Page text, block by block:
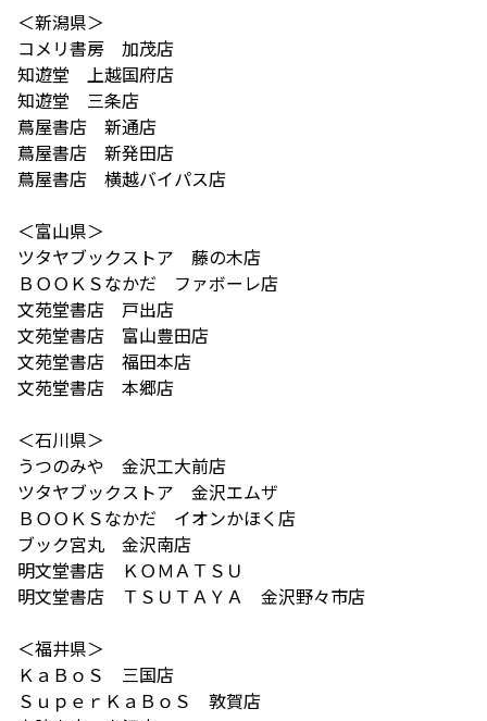
＜新潟県＞
コメリ書房 加茂店
知遊堂 上越国府店
知遊堂 三条店
蔦屋書店 新通店
蔦屋書店 新発田店
蔦屋書店 横越バイパス店
＜富山県＞
ツタヤブックストア 藤の木店
ＢＯＯＫＳなかだ ファボーレ店
文苑堂書店 戸出店
文苑堂書店 富山豊田店
文苑堂書店 福田本店
文苑堂書店 本郷店
＜石川県＞
うつのみや 金沢工大前店
ツタヤブックストア 金沢エムザ
ＢＯＯＫＳなかだ イオンかほく店
ブック宮丸 金沢南店
明文堂書店 ＫＯＭＡＴＳＵ
明文堂書店 ＴＳＵＴＡＹＡ 金沢野々市店
＜福井県＞
ＫａＢｏＳ 三国店
ＳｕｐｅｒＫａＢｏＳ 敦賀店